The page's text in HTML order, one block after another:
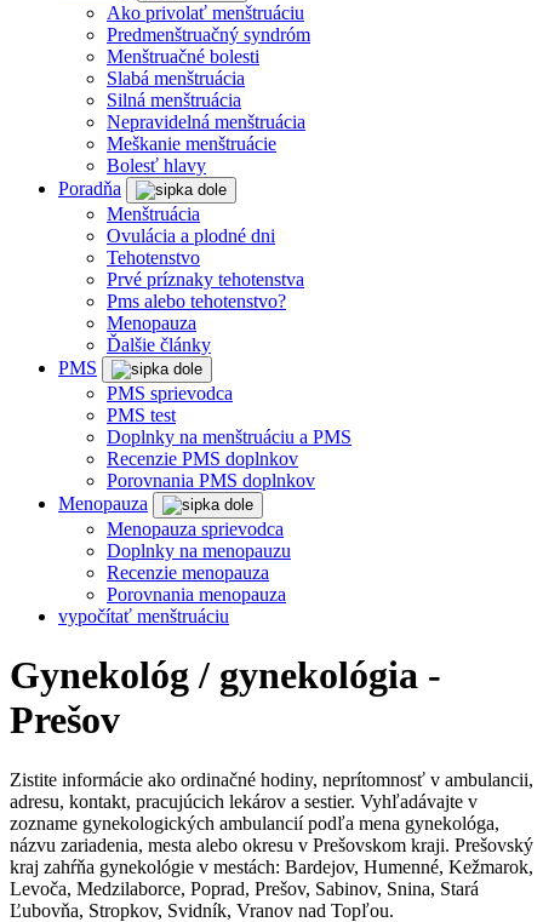
Ako privolať menštruáciu
Predmenštruačný syndróm
Menštruačné bolesti
Slabá menštruácia
Silná menštruácia
Nepravidelná menštruácia
Meškanie menštruácie
Bolesť hlavy
Poradňa
Menštruácia
Ovulácia a plodné dni
Tehotenstvo
Prvé príznaky tehotenstva
Pms alebo tehotenstvo?
Menopauza
Ďalšie články
PMS
PMS sprievodca
PMS test
Doplnky na menštruáciu a PMS
Recenzie PMS doplnkov
Porovnania PMS doplnkov
Menopauza
Menopauza sprievodca
Doplnky na menopauzu
Recenzie menopauza
Porovnania menopauza
vypočítať menštruáciu
Gynekológ / gynekológia -
Prešov
Zistite informácie ako ordinačné hodiny, neprítomnosť v ambulancii,
adresu, kontakt, pracujúcich lekárov a sestier. Vyhľadávajte v
zozname gynekologických ambulancií podľa mena gynekológa,
názvu zariadenia, mesta alebo okresu v Prešovskom kraji. Prešovský
kraj zahŕňa gynekológie v mestách: Bardejov, Humenné, Kežmarok,
Levoča, Medzilaborce, Poprad, Prešov, Sabinov, Snina, Stará
Ľubovňa, Stropkov, Svidník, Vranov nad Topľou.